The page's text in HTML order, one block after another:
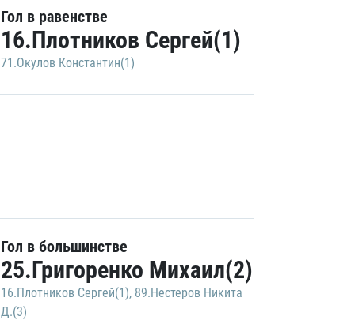
Гол в равенстве
16.Плотников Сергей(1)
71.Окулов Константин(1)
Гол в большинстве
25.Григоренко Михаил(2)
16.Плотников Сергей(1), 89.Нестеров Никита
Д.(3)